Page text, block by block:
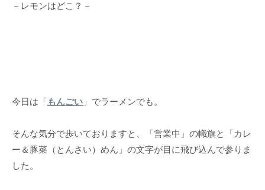
－レモンはどこ？－
今日は「 もんごい 」でラーメンでも。
そんな気分で歩いておりますと、「営業中」の幟旗と「カレ
ー＆豚菜（とんさい）めん」の文字が目に飛び込んで参りま
した。